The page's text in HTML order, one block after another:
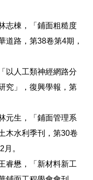
志棟，「鋪面粗糙度
道路，第38卷第4期，
以人工類神經網路分
究」，復興學報，第
元生，「鋪面管理系
木水利季刊，第30卷
。
睿懋，「新材料新工